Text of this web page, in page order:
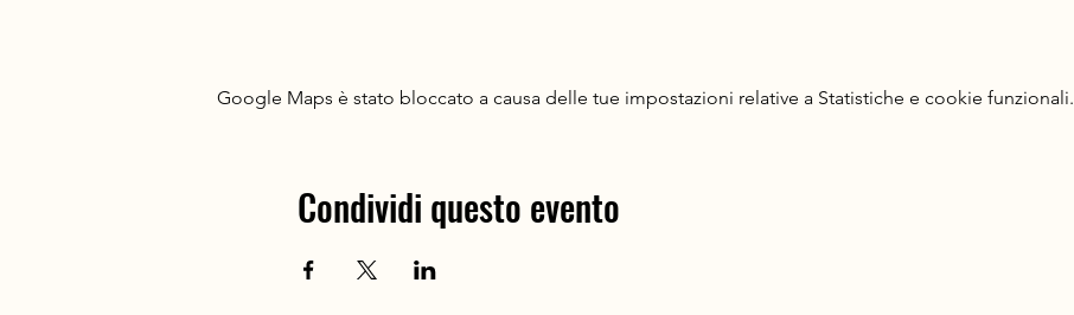
Google Maps è stato bloccato a causa delle tue impostazioni relative a Statistiche e cookie funzionali.
Condividi questo evento